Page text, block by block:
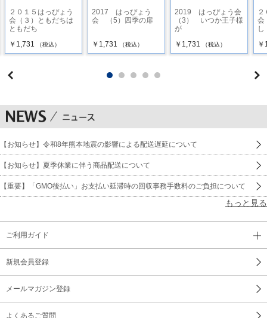
２０１５はっぴょう
会（３）ともだちは
ともだち
￥1,731
（税込）
2017 はっぴょう
会 （5）四季の扉
￥1,731 （税込）
2019 はっぴょう会
（3） いつか王子様
が
￥1,731
（税込）
会
し
【お知らせ】令和8年熊本地震の影響による配送遅延について
【お知らせ】夏季休業に伴う商品配送について
【重要】「GMO後払い」お支払い延滞時の回収事務手数料のご負担について
もっと見る
ご利用ガイド
新規会員登録
メールマガジン登録
よくあるご質問